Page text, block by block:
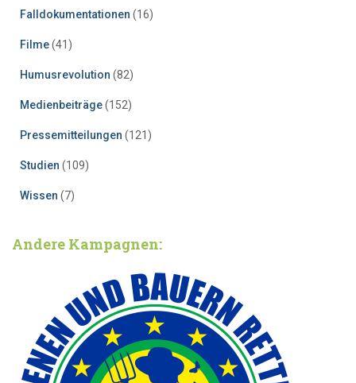
Falldokumentationen (16)
Filme(41)
Humusrevolution (82)
Medienbeiträge(152)
Pressemitteilungen (121)
Studien (109)
Wissen (7)
Andere Kampagnen: